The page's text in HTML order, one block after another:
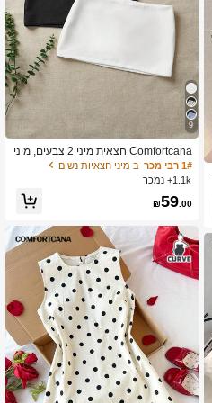
9
Comfortcana חצאית מיני 2 צבעים, מיני
מליסטית, אופנה, קז'ואל, צבע אחיד
1# רבי מכר
ב מיני חצאיות נשים
1.1k+ נמכר
₪59.00